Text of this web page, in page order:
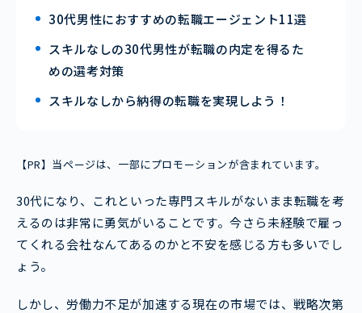
30代男性におすすめの転職エージェント11選
スキルなしの30代男性が転職の内定を得るた
めの選考対策
スキルなしから納得の転職を実現しよう！
【PR】当ページは、一部にプロモーションが含まれています。
30代になり、これといった専門スキルがないまま転職を考
えるのは非常に勇気がいることです。今さら未経験で雇っ
てくれる会社なんてあるのかと不安を感じる方も多いでし
ょう。
しかし、労働力不足が加速する現在の市場では、戦略次第